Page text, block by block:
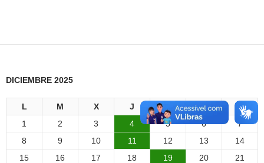
DICIEMBRE 2025
L M X J S
D
1
2 3 4 5 6
7
8
9 10 11 12 13
14
15
16 17 18 19 20
21